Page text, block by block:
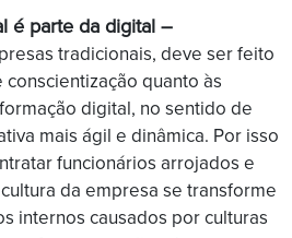
é parte da digital –
tradicionais, deve ser feito
quanto às
digital, no sentido de
mais ágil e dinâmica. Por isso
funcionários arrojados e
da empresa se transforme
internos causados por culturas